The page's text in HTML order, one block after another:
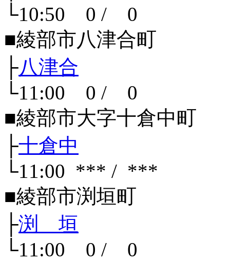
└10:50 0 / 0
■綾部市八津合町
├八津合
└11:00 0 / 0
■綾部市大字十倉中町
├十倉中
└11:00 *** / ***
■綾部市渕垣町
├渕 垣
└11:00 0 / 0